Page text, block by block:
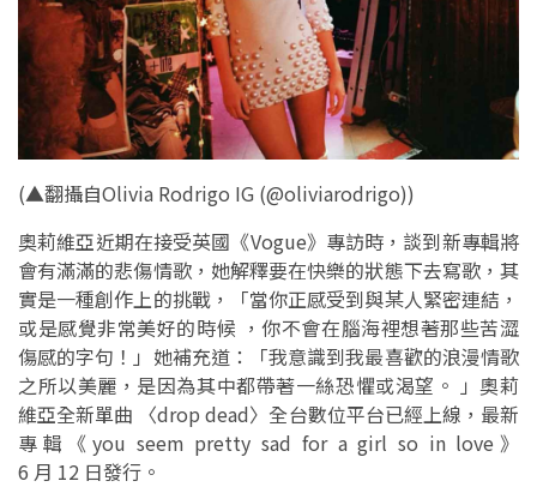
(▲翻攝自Olivia Rodrigo IG (@oliviarodrigo))
奧莉維亞近期在接受英國《Vogue》專訪時，談到新專輯將
會有滿滿的悲傷情歌，她解釋要在快樂的狀態下去寫歌，其
實是一種創作上的挑戰，「當你正感受到與某人緊密連結，
或是感覺非常美好的時候 ，你不會在腦海裡想著那些苦澀
傷感的字句！」她補充道：「我意識到我最喜歡的浪漫情歌
之所以美麗，是因為其中都帶著一絲恐懼或渴望。 」奧莉
維亞全新單曲 〈drop dead〉全台數位平台已經上線，最新
專輯《you seem pretty sad for a girl so in love》
6 月 12 日發行。